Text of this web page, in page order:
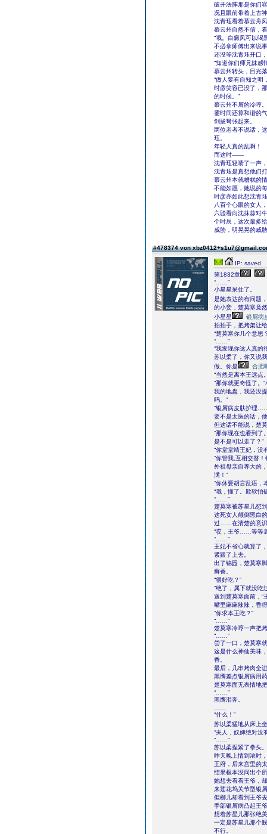
破开法阵那是你们
况且眼前带着上古
沈青珏看着慕云舟
慕云州自然不信，
“哦。白癜风可以喝
不必拿师傅出来说
还没等沈青珏开口
“知道你们师兄妹感
慕云州转头，目光
“做人要有自知之明
时彦笑容已没了，
的时候。”
慕云州不屑的冷哼。
霎时间还算和谐的
剑拔弩张起来。
两位老者不说话，
珏。
年轻人真的乱啊！
而这时——
沈青珏轻啧了一声
沈青珏是真想他们
慕云州本就糟糕的
不能如愿，她说的
时彦亦如此想沈青
八百个心眼的女人
六驳看向沈抹蒜对
个时辰，这次最多
威胁，明晃晃的威
#478374 von
IP: saved
第1832章
“……”
小星星呆住了。
是她表达的有问题
的小妾，楚莫寒竟
小星星
银屑病
拍拍手，把烤架让
“楚莫寒你几个意思
“……”
“我发现你这人真的
苏以柔了，你又说
做。你是
合肥
“当然是离本王远点
“那你就更奇怪了。
我的地盘，我还没
吗。”
“银屑病皮肤护理
要不是太医的话，
但这话不能说，楚
“那你现在也看到了
是不是可以走了？”
“你堂堂靖王妃，没
“你管我,互相交替
外祖母亲自养大的
满！”
“你休要胡言乱语，
“哦，懂了。欺软怕
“……”
楚莫寒被苏星儿怼
这死女人颠倒黑白
过……在清楚的意识
“哎，王爷……等等
“……”
王妃不省心就算了
紧跟了上去。
出了锦园，楚莫寒
癣香。
“很好吃？”
“绝了，属下就没吃
送到楚莫寒面前，“
嘴里麻麻辣辣，香
“你求本王吃？”
“……”
楚莫寒冷哼一声把
“……”
尝了一口，楚莫寒
这是什么神仙美味
香。
最后，几串烤肉全
黑鹰差点银屑病用
楚莫寒面无表情地
“……”
黑鹰泪奔。
“什么！”
苏以柔猛地从床上
“夫人，奴婢绝对没
“……”
苏以柔捏紧了拳头。
昨天晚上情到浓时
王府，后来宫里的
结果根本没问出个
她想去看看王爷，
来莲花坞关节型银
但柳儿却看到王爷
手部银屑病凸起王
想着苏星儿那张绝
一定是苏星儿那个
不行。